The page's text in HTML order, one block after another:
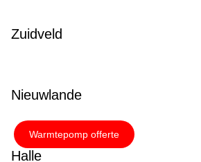
Zuidveld
Nieuwlande
Halle
Warmtepomp offerte